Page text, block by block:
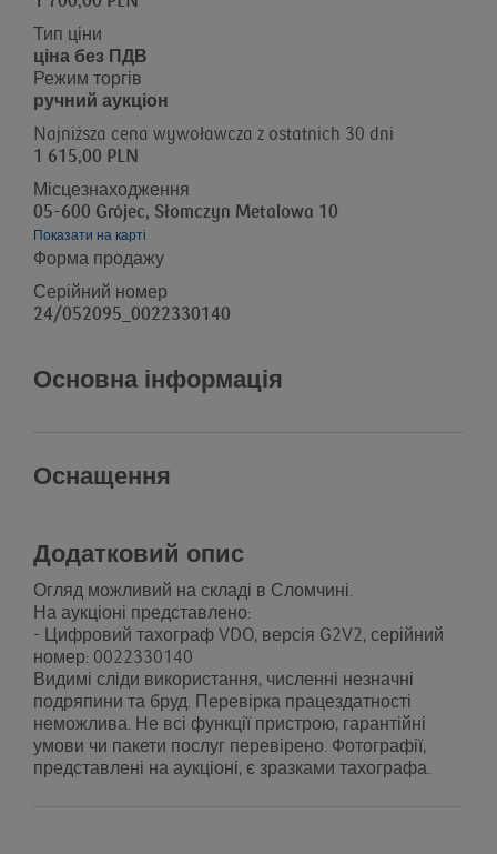
Тип ціни
ціна без ПДВ
Режим торгів
ручний аукціон
Najniższa cena wywoławcza z ostatnich 30 dni
1 615,00 PLN
Місцезнаходження
05-600 Grójec, Słomczyn Metalowa 10
Показати на карті
Форма продажу
Серійний номер
24/052095_0022330140
Основна інформація
Оснащення
Додатковий опис
Огляд можливий на складі в Сломчині.
На аукціоні представлено:
- Цифровий тахограф VDO, версія G2V2, серійний
номер: 0022330140
Видимі сліди використання, численні незначні
подряпини та бруд. Перевірка працездатності
неможлива. Не всі функції пристрою, гарантійні
умови чи пакети послуг перевірено. Фотографії,
представлені на аукціоні, є зразками тахографа.